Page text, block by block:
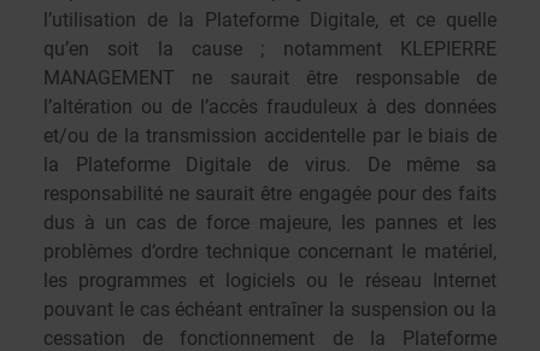
l’utilisation de la Plateforme Digitale, et ce quelle
qu’en soit la cause ; notamment KLEPIERRE
MANAGEMENT ne saurait être responsable de
l’altération ou de l’accès frauduleux à des données
et/ou de la transmission accidentelle par le biais de
la Plateforme Digitale de virus. De même sa
responsabilité ne saurait être engagée pour des faits
dus à un cas de force majeure, les pannes et les
problèmes d’ordre technique concernant le matériel,
les programmes et logiciels ou le réseau Internet
pouvant le cas échéant entraîner la suspension ou la
cessation de fonctionnement de la Plateforme